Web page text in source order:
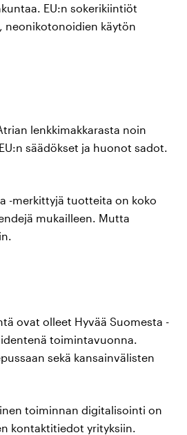
EU:n sokerikiintiöt
neonikotonoidien käytön
lenkkimakkarasta noin
säädökset ja huonot sadot.
-merkittyjä tuotteita on koko
mukailleen. Mutta
ovat olleet Hyvää Suomesta -
toimintavuonna.
sekä kansainvälisten
toiminnan digitalisointi on
kontaktitiedot yrityksiin.